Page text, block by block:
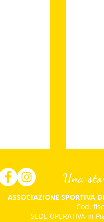
Una
ASSOCIAZIONE SPORTIVA
Cod.
SEDE OPERATIVA in